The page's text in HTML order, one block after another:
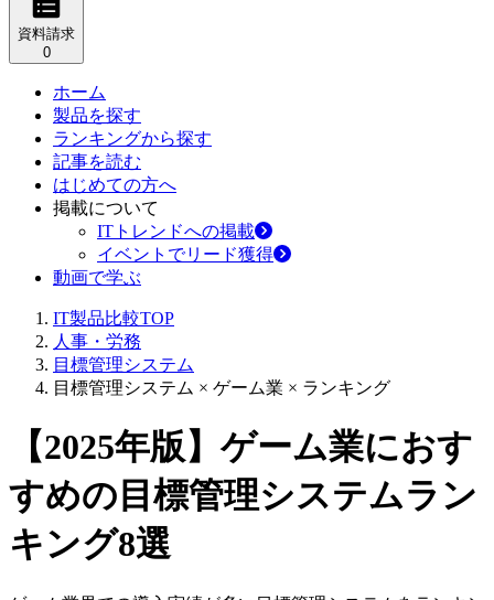
資料請求
0
ホーム
製品を探す
ランキングから探す
記事を読む
はじめての方へ
掲載について
ITトレンドへの掲載
イベントでリード獲得
動画で学ぶ
IT製品比較TOP
人事・労務
目標管理システム
目標管理システム × ゲーム業 × ランキング
【2025年版】ゲーム業におす
すめの目標管理システムラン
キング8選